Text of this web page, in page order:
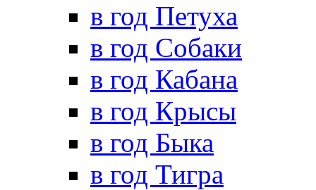
в год Петуха
в год Собаки
в год Кабана
в год Крысы
в год Быка
в год Тигра